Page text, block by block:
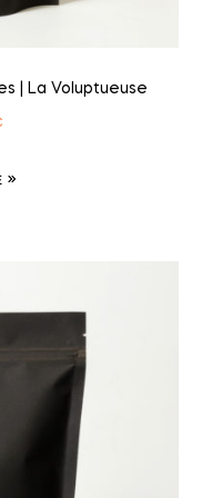
| La Voluptueuse